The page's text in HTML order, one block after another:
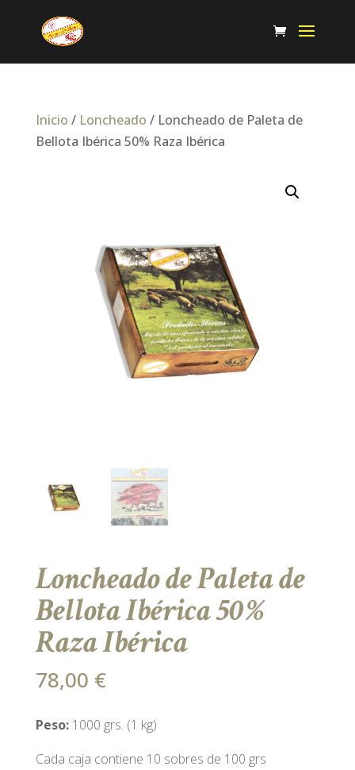
Inicio / Loncheado / Loncheado de Paleta de
Bellota Ibérica 50% Raza Ibérica
Loncheado de Paleta de
Bellota Ibérica 50%
Raza Ibérica
78,00 €
Peso:1000 grs. (1 kg)
Cada caja contiene 10 sobres de 100 grs